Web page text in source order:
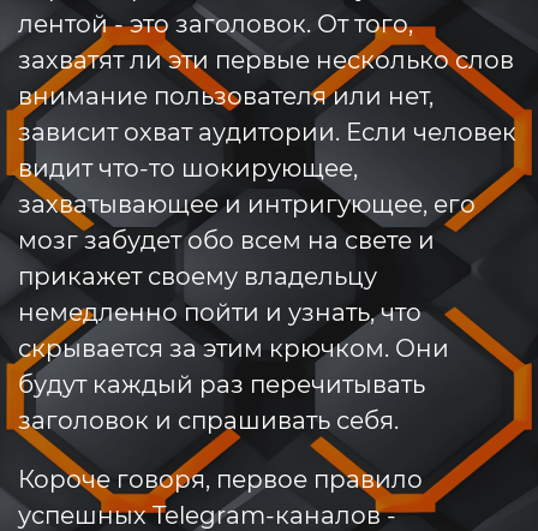
лентой - это заголовок. От того,
захватят ли эти первые несколько слов
внимание пользователя или нет,
зависит охват аудитории. Если человек
видит что-то шокирующее,
захватывающее и интригующее, его
мозг забудет обо всем на свете и
прикажет своему владельцу
немедленно пойти и узнать, что
скрывается за этим крючком. Они
будут каждый раз перечитывать
заголовок и спрашивать себя.
Короче говоря, первое правило
успешных Telegram-каналов -